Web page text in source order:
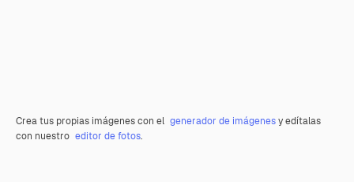
Crea tus propias imágenes con el generador de imágenesy edítalas
con nuestro editor de fotos.